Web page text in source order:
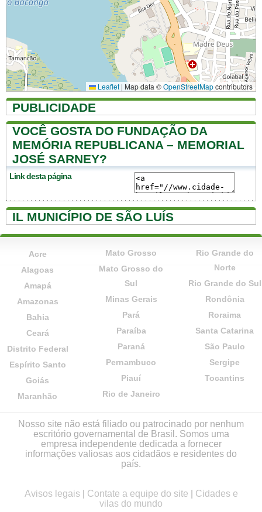
Leaflet | Map data ©OpenStreetMapcontributors
PUBLICIDADE
VOCÊ GOSTA DO FUNDAÇÃO DA
MEMÓRIA REPUBLICANA – MEMORIAL
JOSÉ SARNEY?
Link desta página
IL MUNICÍPIO DE SÃO LUÍS
Acre
Alagoas
Amapá
Amazonas
Bahia
Ceará
Distrito Federal
Espírito Santo
Goiás
Maranhão
Mato Grosso
Mato Grosso do
Sul
Minas Gerais
Pará
Paraíba
Paraná
Pernambuco
Piauí
Rio de Janeiro
Rio Grande do
Norte
Rio Grande do Sul
Rondônia
Roraima
Santa Catarina
São Paulo
Sergipe
Tocantins
Nosso site não está filiado ou patrocinado por nenhum
escritório governamental de Brasil. Somos uma
empresa independente dedicada a fornecer
informações valiosas aos cidadãos e residentes do
país.
Avisos legais Contate a equipe do site
Cidades e
vilas do mundo